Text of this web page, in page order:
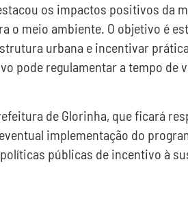
os impactos positivos da
o meio ambiente. O objetivo é
urbana e incentivar
pode regulamentar a tempo de
de Glorinha, que ficará
implementação do
públicas de incentivo à